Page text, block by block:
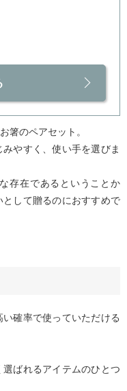
箸のペアセット。
やすく、使い手を選びま
存在であるということか
して贈るのにおすすめで
確率で使っていただける
ばれるアイテムのひとつ